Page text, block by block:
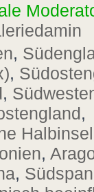
,
,
,
,
Halbinsel
,
,